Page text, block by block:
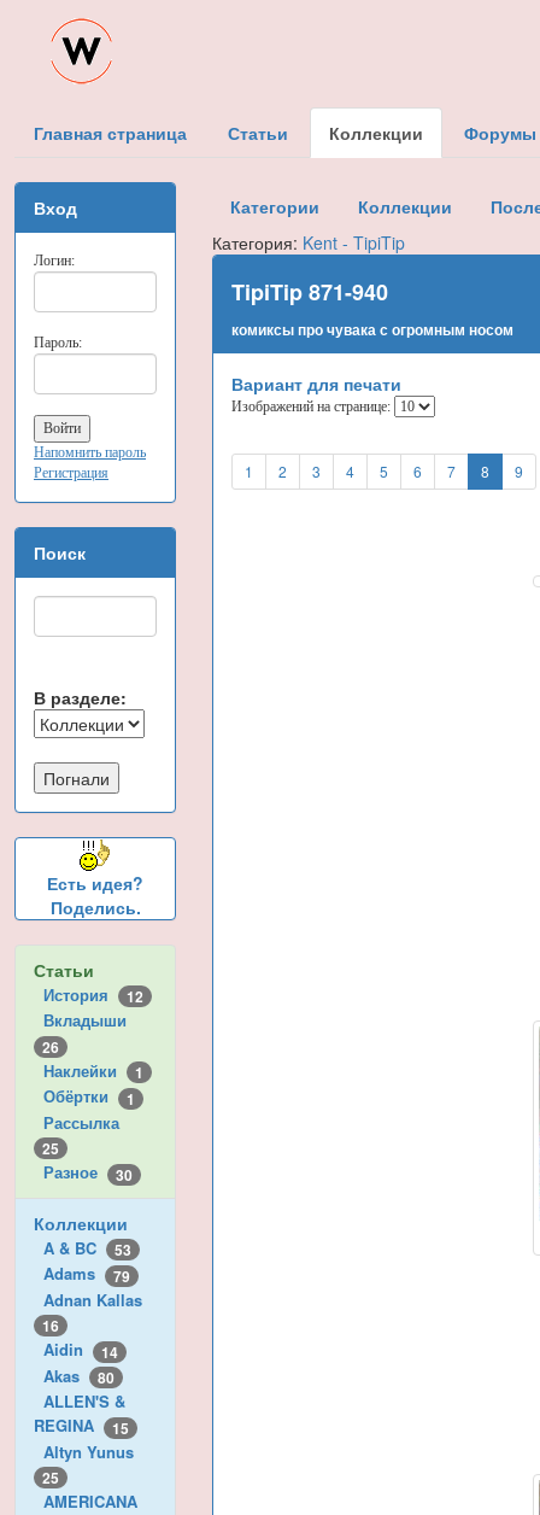
Главная страница Статьи Коллекции Форумы
Вход
Логин:
Пароль:
Напомнить пароль
Регистрация
Поиск
В разделе:
Есть идея?
Поделись.
Статьи
История 12
Вкладыши
26
Наклейки 1
Обёртки 1
Рассылка
25
Разное 30
Коллекции
A & BC 53
Adams 79
Adnan Kallas
16
Aidin 14
Akas 80
ALLEN'S &
REGINA
15
Altyn Yunus
25
AMERICANA
Категории Коллекции
Категория: Kent - TipiTip
TipiTip 871-940
комиксы про чувака с огромным носом
Вариант для печати
Изображений на странице:
1 2 3 4 5 6 7 8 9